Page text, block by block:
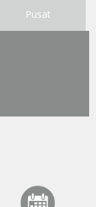
Pusat